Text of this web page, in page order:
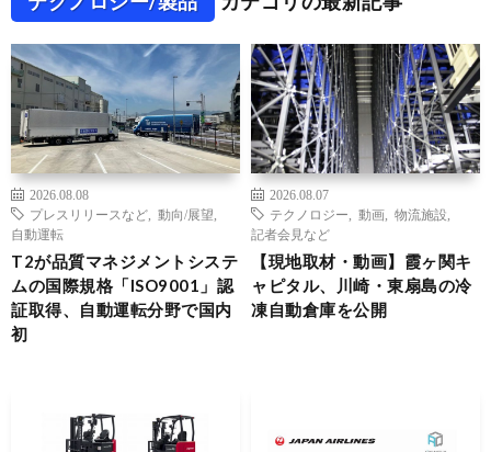
2026.08.08
プレスリリースなど
動向/展望
自動運転
T2が品質マネジメントシステ
ムの国際規格「ISO9001」認
証取得、自動運転分野で国内
初
2026.08.07
テクノロジー
動画 物流施設
記者会見など
【現地取材・動画】霞ヶ関キ
ャピタル、川崎・東扇島の冷
凍自動倉庫を公開